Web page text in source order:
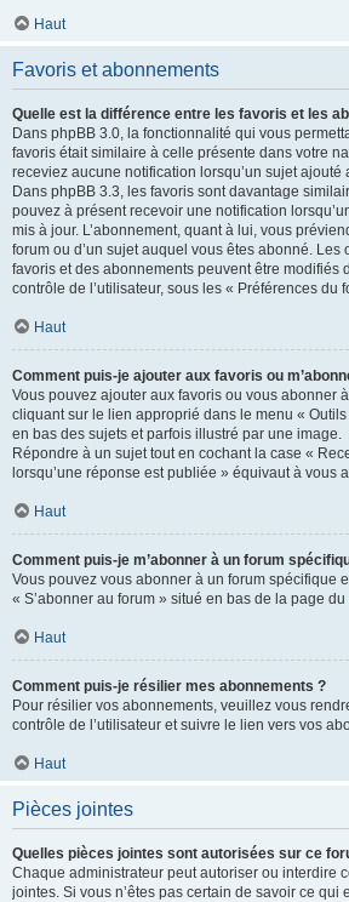
Haut
Favoris et abonnements
Quelle est la différence entre les favoris et les
Dans phpBB 3.0, la fonctionnalité qui vous
favoris était similaire à celle présente dans votre
receviez aucune notification lorsqu’un sujet ajouté
Dans phpBB 3.3, les favoris sont davantage
pouvez à présent recevoir une notification
mis à jour. L’abonnement, quant à lui, vous
forum ou d’un sujet auquel vous êtes abonné. Les
favoris et des abonnements peuvent être modifiés
contrôle de l’utilisateur, sous les « Préférences du
Haut
Comment puis-je ajouter aux favoris ou
Vous pouvez ajouter aux favoris ou vous abonner
cliquant sur le lien approprié dans le menu «
en bas des sujets et parfois illustré par une image.
Répondre à un sujet tout en cochant la case «
lorsqu’une réponse est publiée » équivaut à vous
Haut
Comment puis-je m’abonner à un forum
Vous pouvez vous abonner à un forum spécifique
« S’abonner au forum » situé en bas de la page du
Haut
Comment puis-je résilier mes abonnements ?
Pour résilier vos abonnements, veuillez vous
contrôle de l’utilisateur et suivre le lien vers vos
Haut
Pièces jointes
Quelles pièces jointes sont autorisées sur ce
Chaque administrateur peut autoriser ou interdire
jointes. Si vous n’êtes pas certain de savoir ce qui